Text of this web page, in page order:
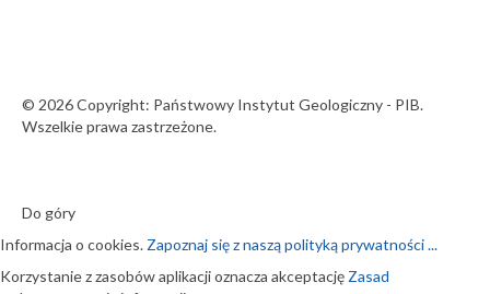
© 2026 Copyright: Państwowy Instytut Geologiczny - PIB.
Wszelkie prawa zastrzeżone.
Do góry
Informacja o cookies. Zapoznaj się z naszą polityką prywatności ...
Korzystanie z zasobów aplikacji oznacza akceptację Zasad